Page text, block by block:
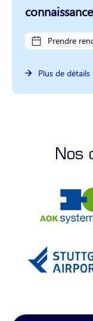
Prendre
Plus de détails
Nos